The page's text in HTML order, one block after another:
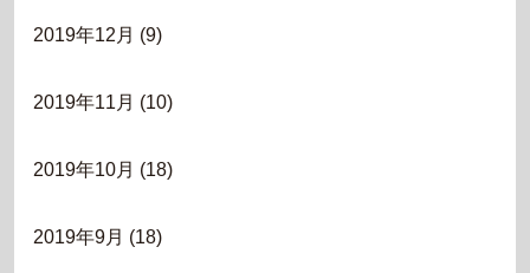
2019年12月 (9)
2019年11月 (10)
2019年10月 (18)
2019年9月 (18)